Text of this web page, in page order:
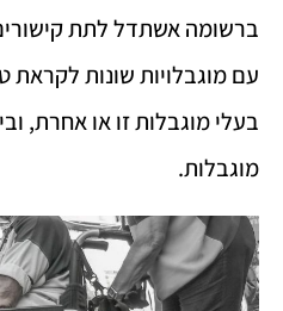
ברשומה אשתדל לתת
עם מוגבלויות שונות לקראת
בעלי מוגבלות זו או אחרת,
מוגבלות.